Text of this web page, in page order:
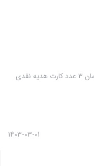
روز ساعت دقیقه ثانیه خرید 3 تا 5 میلیون تومان 3 عدد کارت هدیه نقدی
1403-03-01